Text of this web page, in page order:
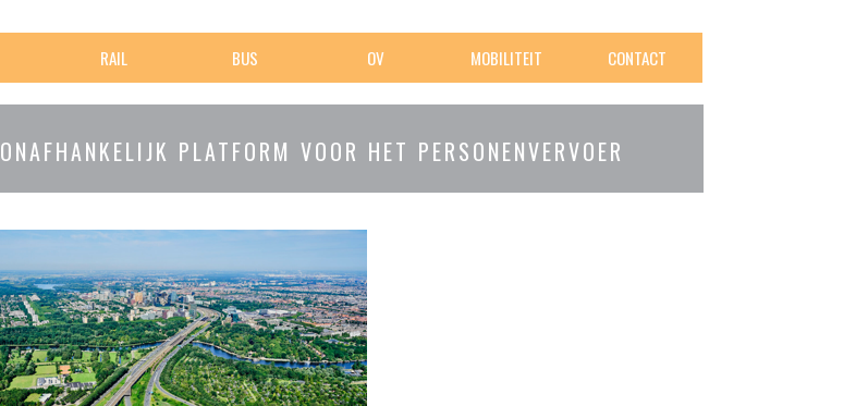
RAIL BUS OV MOBILITEIT CONTACT
ONAFHANKELIJK PLATFORM VOOR HET PERSONENVERVOER